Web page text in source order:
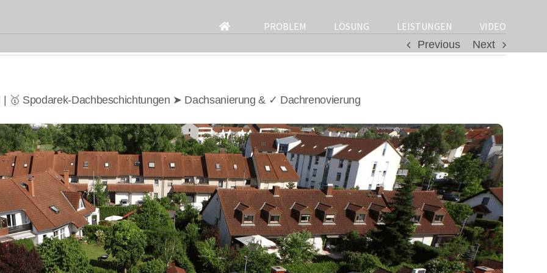
for:
PROBLEM LÖSUNG LEISTUNGEN
VIDEO
Previous
Next
| 🥇 Spodarek-Dachbeschichtungen ➤ Dachsanierung & ✓ Dachrenovierung